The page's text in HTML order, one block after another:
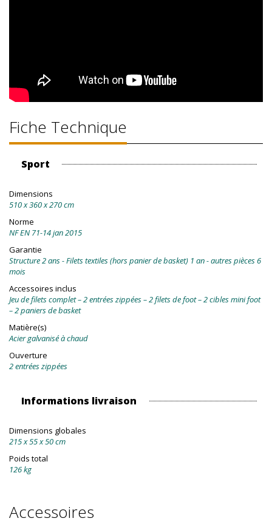
Fiche Technique
Sport
Dimensions
510 x 360 x 270 cm
Norme
NF EN 71-14 jan 2015
Garantie
Structure 2 ans - Filets textiles (hors panier de basket) 1 an - autres pièces 6
mois
Accessoires inclus
Jeu de filets complet – 2 entrées zippées – 2 filets de foot – 2 cibles mini foot
– 2 paniers de basket
Matière(s)
Acier galvanisé à chaud
Ouverture
2 entrées zippées
Informations livraison
Dimensions globales
215 x 55 x 50 cm
Poids total
126 kg
Accessoires